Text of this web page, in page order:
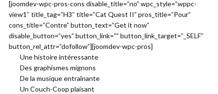
[joomdev-wpc-pros-cons disable_title=”no” wpc_style=”wppc-
view1″ title_tag=”H3″ title=”Cat Quest II” pros_title=”Pour”
cons_title=”Contre” button_text=”Get it now”
disable_button=”yes” button_link=”” button_link_target=”_SELF”
button_rel_attr=”dofollow”][joomdev-wpc-pros]
Une histoire intéressante
Des graphismes mignons
De la musique entraînante
Un Couch-Coop plaisant